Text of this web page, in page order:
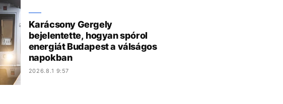
Karácsony Gergely
bejelentette, hogyan spórol
energiát Budapest a válságos
napokban
2026.8.1 9:57